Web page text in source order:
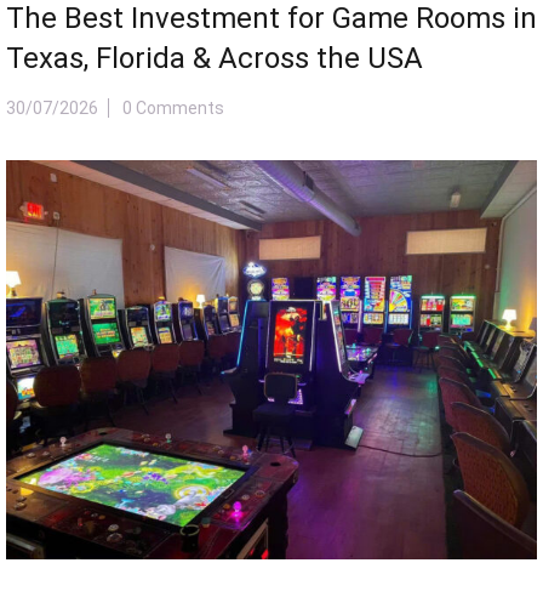
The Best Investment for Game Rooms in
Texas, Florida & Across the USA
30/07/2026 0 Comments